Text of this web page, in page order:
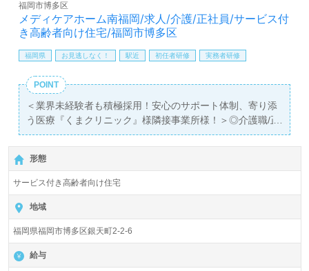
メディケアホーム南福岡/求人/介護/正社員/サービス付
き高齢者向け住宅/福岡市博多区
福岡市博多区
福岡県 お見逃しなく！ 駅近 初任者研修 実務者研修
POINT
＜業界未経験者も積極採用！安心のサポート体制、寄り添
う医療『くまクリニック』様隣接事業所様！＞◎介護職/正
社員募集◎
【月給207,650円～231,250円】＊初任者研修以上有資格者
向け求人＊『南福岡駅』徒歩5分。
入居定員58名（58室/全室個室）『メディケアホーム南福
岡』医療法人明楽会（本部：福岡県福岡市）様の運営で
す。福岡県を中心にクリニック、訪問介護、訪問/通所リハ
ビリテーション、サービス付き高齢者向け住宅、居宅介護
支援事業を展開されています。
形態
サービス付き高齢者向け住宅
地域
福岡県福岡市博多区銀天町2-2-6
給与